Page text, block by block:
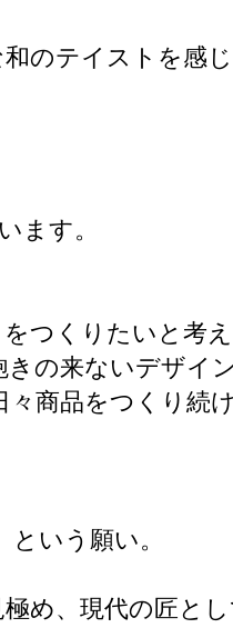
のテイストを感
ます。
つくりたいと考え
の来ないデザイン
商品をつくり続
いう願い。
め、現代の匠と